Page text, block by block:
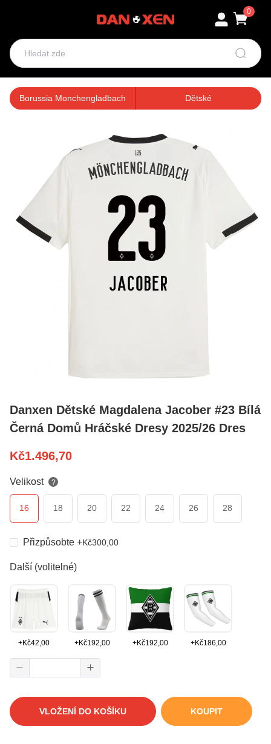
0
Borussia Monchengladbach Dětské
Danxen Dětské Magdalena Jacober #23 Bílá
Černá Domů Hráčské Dresy 2025/26 Dres
Kč1.496,70
Velikost ?
16 18 20 22 24 26 28
Přizpůsobte +Kč300,00
Další (volitelné)
+Kč42,00 +Kč192,00 +Kč192,00 +Kč186,00
VLOŽENÍ DO KOŠÍKU KOUPIT